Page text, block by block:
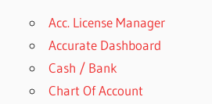
Acc. License Manager
Accurate Dashboard
Cash / Bank
Chart Of Account